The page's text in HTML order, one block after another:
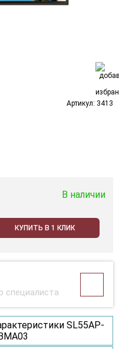
Артикул: 3413
В наличии
КУПИТЬ В 1 КЛИК
специалиста
SL55AP-